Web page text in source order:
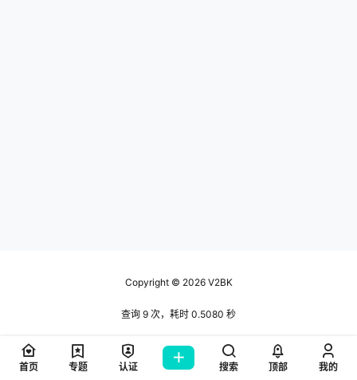
Copyright © 2026V2BK
查询 9 次，耗时 0.5080 秒
首页 专题 认证 搜索 顶部 我的